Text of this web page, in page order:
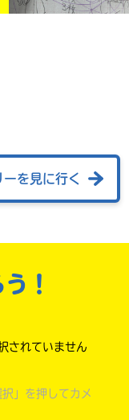
を見に行く
！
」を押してカメ